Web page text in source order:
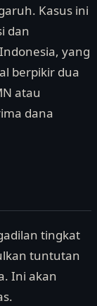
Kasus ini
dan
yang
berpikir dua
atau
dana
tingkat
tuntutan
Ini akan